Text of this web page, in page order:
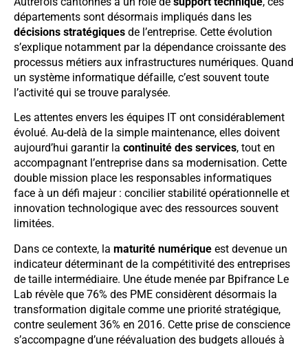
départements sont désormais impliqués dans les
décisions stratégiques de l’entreprise. Cette évolution
s’explique notamment par la dépendance croissante des
processus métiers aux infrastructures numériques. Quand
un système informatique défaille, c’est souvent toute
l’activité qui se trouve paralysée.
Les attentes envers les équipes IT ont considérablement
évolué. Au-delà de la simple maintenance, elles doivent
aujourd’hui garantir la continuité des services, tout en
accompagnant l’entreprise dans sa modernisation. Cette
double mission place les responsables informatiques
face à un défi majeur : concilier stabilité opérationnelle et
innovation technologique avec des ressources souvent
limitées.
Dans ce contexte, la maturité numérique est devenue un
indicateur déterminant de la compétitivité des entreprises
de taille intermédiaire. Une étude menée par Bpifrance Le
Lab révèle que 76% des PME considèrent désormais la
transformation digitale comme une priorité stratégique,
contre seulement 36% en 2016. Cette prise de conscience
s’accompagne d’une réévaluation des budgets alloués à